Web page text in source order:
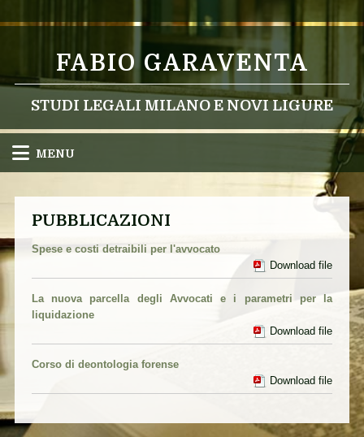
FABIO GARAVENTA
STUDI LEGALI MILANO E NOVI LIGURE
MENU
PUBBLICAZIONI
Spese e costi detraibili per l'avvocato
Download file
La nuova parcella degli Avvocati e i parametri per la
liquidazione
Download file
Corso di deontologia forense
Download file